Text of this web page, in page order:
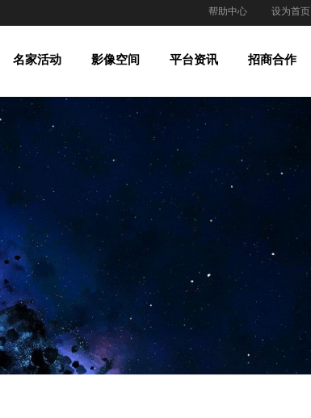
设为首页
帮助中心
名家活动 影像空间 平台资讯 招商合作